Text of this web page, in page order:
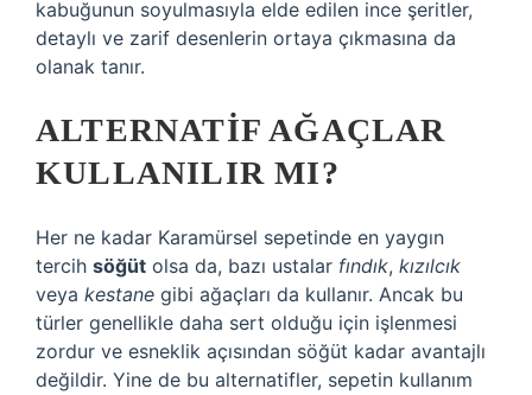
kabuğunun soyulmasıyla elde edilen ince şeritler,
detaylı ve zarif desenlerin ortaya çıkmasına da
olanak tanır.
ALTERNATIF AĞAÇLAR
KULLANILIR MI?
Her ne kadar Karamürsel sepetinde en yaygın
tercih söğüt olsa da, bazı ustalar fındık, kızılcık
veya kestane gibi ağaçları da kullanır. Ancak bu
türler genellikle daha sert olduğu için işlenmesi
zordur ve esneklik açısından söğüt kadar avantajlı
değildir. Yine de bu alternatifler, sepetin kullanım